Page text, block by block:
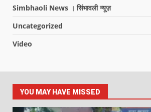
Simbhaoli News । सिंभावली न्यूज़
Uncategorized
Video
YOU MAY HAVE MISSED